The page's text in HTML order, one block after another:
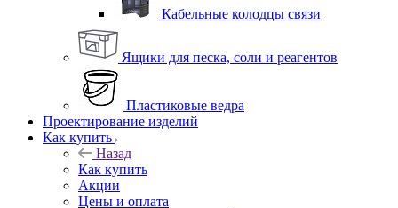
Кабельные колодцы связи
Ящики для песка, соли и реагентов
Пластиковые ведра
Проектирование изделий
Как купить
Назад
Как купить
Акции
Цены и оплата